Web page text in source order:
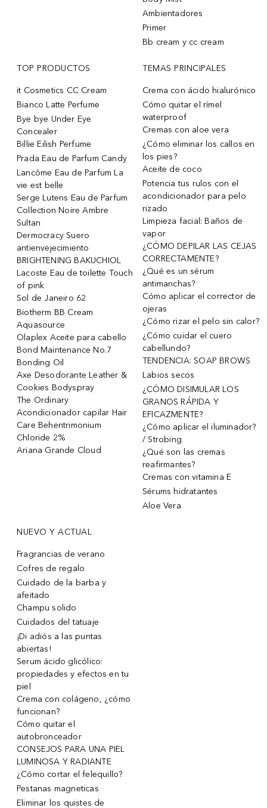
Ambientadores
Primer
Bb cream y cc cream
TOP PRODUCTOS
it Cosmetics CC Cream
Bianco Latte Perfume
Bye bye Under Eye
Concealer
Billie Eilish Perfume
Prada Eau de Parfum Candy
Lancôme Eau de Parfum La
vie est belle
Serge Lutens Eau de Parfum
Collection Noire Ambre
Sultan
Dermocracy Suero
antienvejecimiento
BRIGHTENING BAKUCHIOL
Lacoste Eau de toilette Touch
of pink
Sol de Janeiro 62
Biotherm BB Cream
Aquasource
Olaplex Aceite para cabello
Bond Maintenance No.7
Bonding Oil
Axe Desodorante Leather &
Cookies Bodyspray
The Ordinary
Acondicionador capilar Hair
Care Behentrimonium
Chloride 2%
Ariana Grande Cloud
TEMAS PRINCIPALES
Crema con ácido hialurónico
Cómo quitar el rímel
waterproof
Cremas con aloe vera
¿Cómo eliminar los callos en
los pies?
Aceite de coco
Potencia tus rulos con el
acondicionador para pelo
rizado
Limpieza facial: Baños de
vapor
¿CÓMO DEPILAR LAS CEJAS
CORRECTAMENTE?
¿Qué es un sérum
antimanchas?
Cómo aplicar el corrector de
ojeras
¿Cómo rizar el pelo sin calor?
¿Cómo cuidar el cuero
cabellundo?
TENDENCIA: SOAP BROWS
Labios secos
¿CÓMO DISIMULAR LOS
GRANOS RÁPIDA Y
EFICAZMENTE?
¿Cómo aplicar el iluminador?
/ Strobing
¿Qué son las cremas
reafirmantes?
Cremas con vitamina E
Sérums hidratantes
Aloe Vera
NUEVO Y ACTUAL
Fragrancias de verano
Cofres de regalo
Cuidado de la barba y
afeitado
Champu solido
Cuidados del tatuaje
¡Di adiós a las puntas
abiertas!
Serum ácido glicólico:
propiedades y efectos en tu
piel
Crema con colágeno, ¿cómo
funcionan?
Cómo quitar el
autobronceador
CONSEJOS PARA UNA PIEL
LUMINOSA Y RADIANTE
¿Cómo cortar el felequillo?
Pestanas magneticas
Eliminar los quistes de